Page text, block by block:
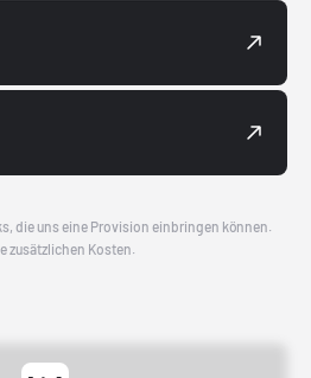
die uns eine Provision einbringen können.
zusätzlichen Kosten.